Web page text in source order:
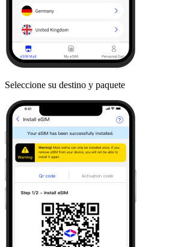
Seleccione su destino y paquete